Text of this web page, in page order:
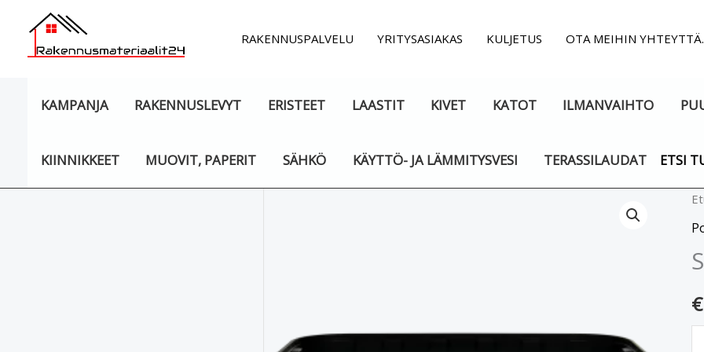
sisältöön
RAKENNUSPALVELU YRITYSASIAKAS KULJETUS OTA MEIHIN YHTEYTTÄ.
KAMPANJA RAKENNUSLEVYT ERISTEET LAASTIT KIVET KATOT ILMANVAIHTO
KIINNIKKEET MUOVIT, PAPERIT SÄHKÖ KÄYTTÖ- JA LÄMMITYSVESI TERASSILAUDAT ETSI
€